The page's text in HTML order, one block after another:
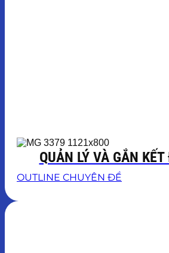
QUẢN LÝ VÀ GẮN
OUTLINE CHUYÊN ĐỀ